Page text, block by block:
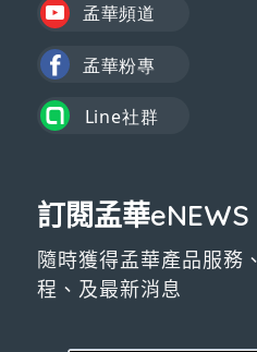
訂閱孟華eNEWS
隨時獲得孟華產品服務
程、及最新消息